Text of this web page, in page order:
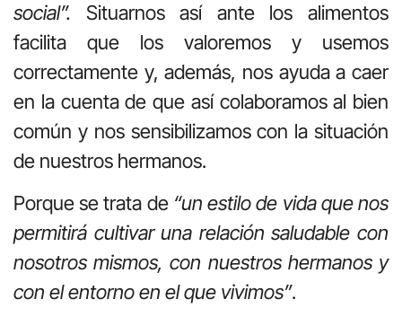
social”. Situarnos así ante los alimentos
facilita que los valoremos y usemos
correctamente y, además, nos ayuda a caer
en la cuenta de que así colaboramos al bien
común y nos sensibilizamos con la situación
de nuestros hermanos.
Porque se trata de “un estilo de vida que nos
permitirá cultivar una relación saludable con
nosotros mismos, con nuestros hermanos y
con el entorno en el que vivimos”.